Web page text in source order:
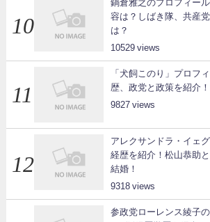
鍋倉雅之のプロフィー
容は？しばき隊、共産
は？
10529
「犬飼このり」プロフ
歴、政党と政策を紹介
9827
アレクサンドラ・イェ
経歴を紹介！松山恭助
結婚！
9318
参政党ローレンス綾子